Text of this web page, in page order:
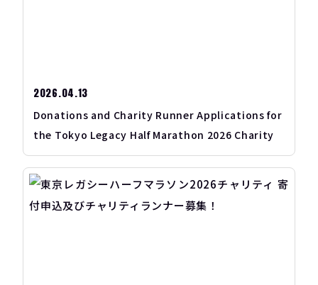
2026.04.13
Donations and Charity Runner Applications for
the Tokyo Legacy Half Marathon 2026 Charity